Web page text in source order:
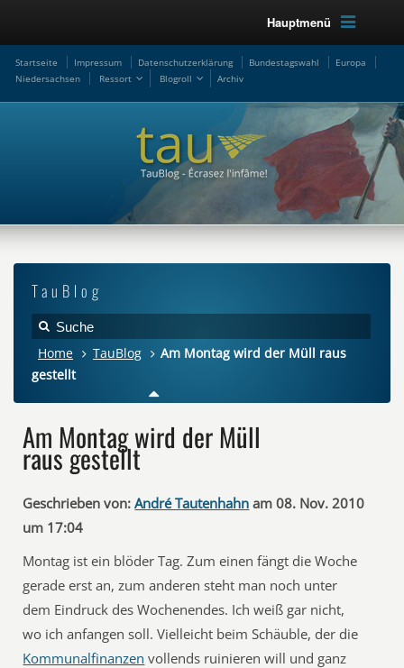
Hauptmenü
Startseite Impressum Datenschutzerklärung Bundestagswahl
Europa
Niedersachsen
Ressort Blogroll Archiv
TauBlog
Home TauBlog
Am Montag wird der Müll raus
gestellt
Am Montag wird der Müll
raus gestellt
Geschrieben von: André Tautenhahn am 08. Nov. 2010
um 17:04
Montag ist ein blöder Tag. Zum einen fängt die Woche
gerade erst an, zum anderen steht man noch unter
dem Eindruck des Wochenendes. Ich weiß gar nicht,
wo ich anfangen soll. Vielleicht beim Schäuble, der die
Kommunalfinanzen vollends ruinieren will und ganz